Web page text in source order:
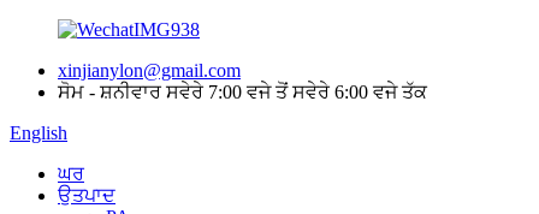
xinjianylon@gmail.com
ਸੋਮ - ਸ਼ਨੀਵਾਰ ਸਵੇਰੇ 7:00 ਵਜੇ ਤੋਂ ਸਵੇਰੇ 6:00 ਵਜੇ ਤੱਕ
English
ਘਰ
ਉਤਪਾਦ